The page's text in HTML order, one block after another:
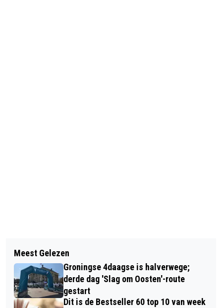
RTV NOORD IS GEHACKT, GEVOLGEN
VOOR UITZENDINGEN EN ALLE
PLATFORMS
DIT IS DE BESTSELLER 60 TOP 10 VAN
WEEK 45 IN 2025
Meest Gelezen
Groningse 4daagse is halverwege;
derde dag 'Slag om Oosten'-route
gestart
Dit is de Bestseller 60 top 10 van week